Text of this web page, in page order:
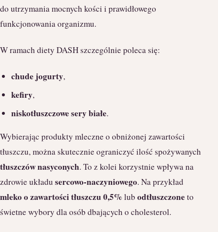
do utrzymania mocnych kości i prawidłowego
funkcjonowania organizmu.
W ramach diety DASH szczególnie poleca się:
chude jogurty,
kefiry,
niskotłuszczowe sery białe.
Wybierając produkty mleczne o obniżonej zawartości
tłuszczu, można skutecznie ograniczyć ilość spożywanych
tłuszczów nasyconych. To z kolei korzystnie wpływa na
zdrowie układu sercowo-naczyniowego. Na przykład
mleko o zawartości tłuszczu 0,5%lub odtłuszczoneto
świetne wybory dla osób dbających o cholesterol.